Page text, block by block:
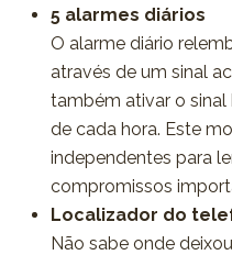
5 alarmes diários
O alarme diário
através de um sinal
também ativar o sinal
de cada hora. Este
independentes para
compromissos
Localizador do
Não sabe onde